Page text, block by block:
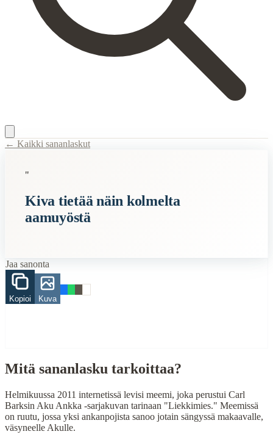
Description:Helmikuussa 2011 internetissä levisi meemi, joka
Semantic Themes
Related Topics
yö
Learning Finnish language through proverbs
Finding quotes for speeches or writing
Cultural Context
Language:Finnish (suomi)
← Kaikki sananlaskut
"
Kiva tietää näin kolmelta
aamuyöstä
Jaa sanonta
Kopioi Kuva
Mitä sananlasku tarkoittaa?
Helmikuussa 2011 internetissä levisi meemi, joka perustui Carl
Barksin Aku Ankka -sarjakuvan tarinaan "Liekkimies." Meemissä
on ruutu, jossa yksi ankanpojista sanoo jotain sängyssä makaavalle,
väsyneelle Akulle.